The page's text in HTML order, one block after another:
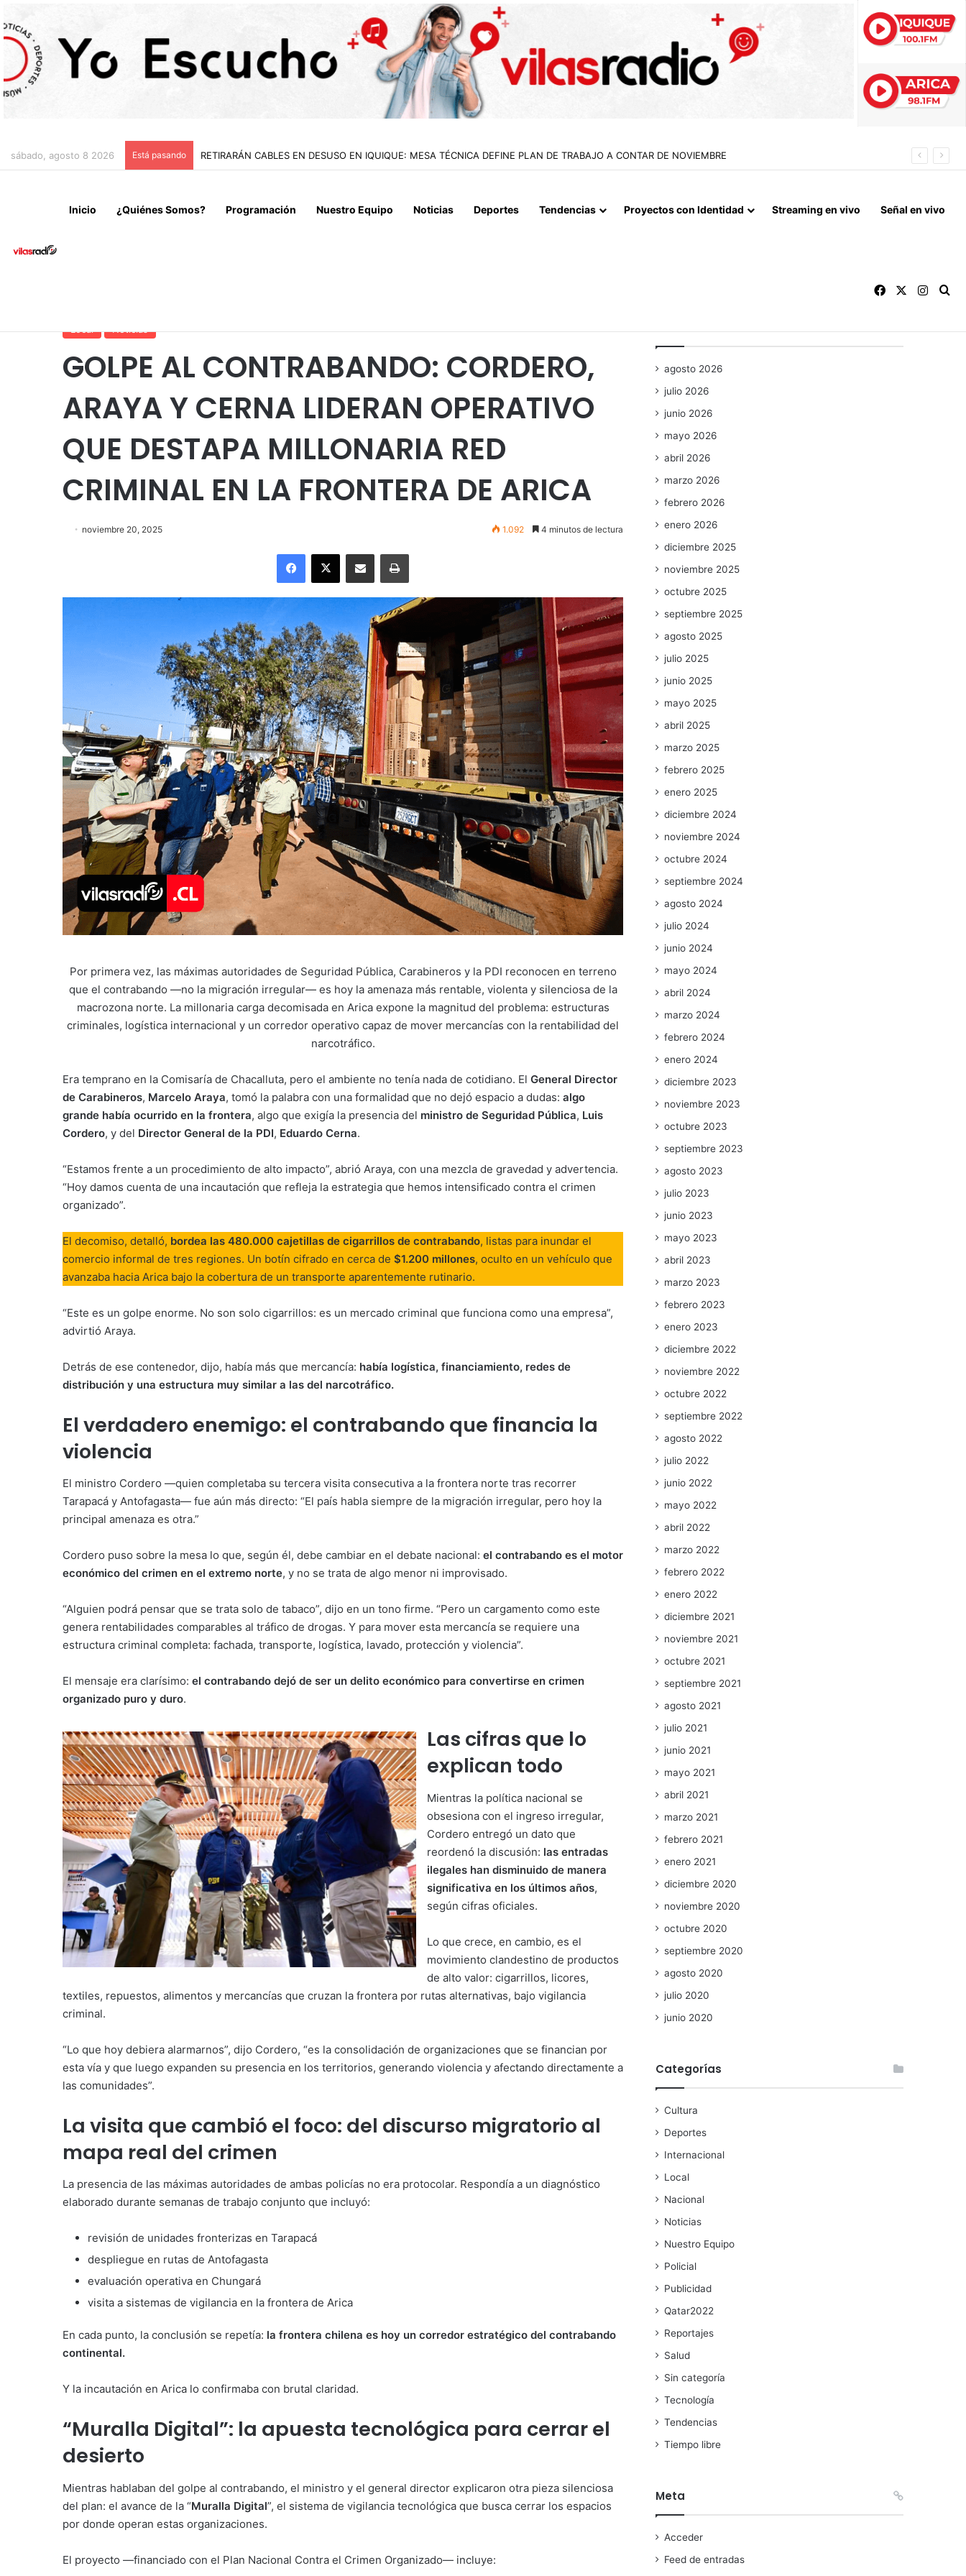
sábado, agosto 8 2026 Está pasando “NO VENIMOS A CELEBRAR LA MUERTE, SINO LA VIDA”: LA EMOTIVA ROMERÍA AL CEMENTERIO QUE MARCA EL CORAZÓN DE LA FIESTA DE SAN LORENZO
Inicio ¿Quiénes Somos? Programación Nuestro Equipo Noticias Deportes Tendencias Proyectos con Identidad Streaming en vivo Señal en vivo
Facebook
Local Noticias
GOLPE AL CONTRABANDO: CORDERO,
ARAYA Y CERNA LIDERAN OPERATIVO
QUE DESTAPA MILLONARIA RED
CRIMINAL EN LA FRONTERA DE ARICA
noviembre 20, 2025 1.092 4 minutos de lectura
Facebook
X Enviar vía email Imprimir
Por primera vez, las máximas autoridades de Seguridad Pública, Carabineros y la PDI reconocen en terreno
que el contrabando —no la migración irregular— es hoy la amenaza más rentable, violenta y silenciosa de la
macrozona norte. La millonaria carga decomisada en Arica expone la magnitud del problema: estructuras
criminales, logística internacional y un corredor operativo capaz de mover mercancías con la rentabilidad del
narcotráfico.
Era temprano en la Comisaría de Chacalluta, pero el ambiente no tenía nada de cotidiano. El General Director
de Carabineros, Marcelo Araya, tomó la palabra con una formalidad que no dejó espacio a dudas: algo
grande había ocurrido en la frontera, algo que exigía la presencia del ministro de Seguridad Pública, Luis
Cordero, y del Director General de la PDI, Eduardo Cerna.
“Estamos frente a un procedimiento de alto impacto”, abrió Araya, con una mezcla de gravedad y advertencia.
“Hoy damos cuenta de una incautación que refleja la estrategia que hemos intensificado contra el crimen
organizado”.
El decomiso, detalló, bordea las 480.000 cajetillas de cigarrillos de contrabando, listas para inundar el
comercio informal de tres regiones. Un botín cifrado en cerca de $1.200 millones, oculto en un vehículo que
avanzaba hacia Arica bajo la cobertura de un transporte aparentemente rutinario.
“Este es un golpe enorme. No son solo cigarrillos: es un mercado criminal que funciona como una empresa”,
advirtió Araya.
Detrás de ese contenedor, dijo, había más que mercancía: había logística, financiamiento, redes de
distribución y una estructura muy similar a las del narcotráfico.
El verdadero enemigo: el contrabando que financia la
violencia
El ministro Cordero —quien completaba su tercera visita consecutiva a la frontera norte tras recorrer
Tarapacá y Antofagasta— fue aún más directo: “El país habla siempre de la migración irregular, pero hoy la
principal amenaza es otra.”
Cordero puso sobre la mesa lo que, según él, debe cambiar en el debate nacional: el contrabando es el motor
económico del crimen en el extremo norte, y no se trata de algo menor ni improvisado.
“Alguien podrá pensar que se trata solo de tabaco”, dijo en un tono firme. “Pero un cargamento como este
genera rentabilidades comparables al tráfico de drogas. Y para mover esta mercancía se requiere una
estructura criminal completa: fachada, transporte, logística, lavado, protección y violencia”.
El mensaje era clarísimo: el contrabando dejó de ser un delito económico para convertirse en crimen
organizado puro y duro.
Las cifras que lo
explican todo
Mientras la política nacional se
obsesiona con el ingreso irregular,
Cordero entregó un dato que
reordenó la discusión: las entradas
ilegales han disminuido de manera
significativa en los últimos años,
según cifras oficiales.
Lo que crece, en cambio, es el
movimiento clandestino de productos
de alto valor: cigarrillos, licores,
textiles, repuestos, alimentos y mercancías que cruzan la frontera por rutas alternativas, bajo vigilancia
criminal.
“Lo que hoy debiera alarmarnos”, dijo Cordero, “es la consolidación de organizaciones que se financian por
esta vía y que luego expanden su presencia en los territorios, generando violencia y afectando directamente a
las comunidades”.
La visita que cambió el foco: del discurso migratorio al
mapa real del crimen
La presencia de las máximas autoridades de ambas policías no era protocolar. Respondía a un diagnóstico
elaborado durante semanas de trabajo conjunto que incluyó:
revisión de unidades fronterizas en Tarapacá
despliegue en rutas de Antofagasta
evaluación operativa en Chungará
visita a sistemas de vigilancia en la frontera de Arica
En cada punto, la conclusión se repetía: la frontera chilena es hoy un corredor estratégico del contrabando
continental.
Y la incautación en Arica lo confirmaba con brutal claridad.
“Muralla Digital”: la apuesta tecnológica para cerrar el
desierto
Mientras hablaban del golpe al contrabando, el ministro y el general director explicaron otra pieza silenciosa
del plan: el avance de la “Muralla Digital”, el sistema de vigilancia tecnológica que busca cerrar los espacios
por donde operan estas organizaciones.
El proyecto —financiado con el Plan Nacional Contra el Crimen Organizado— incluye:
agosto 2026
julio 2026
junio 2026
mayo 2026
abril 2026
marzo 2026
febrero 2026
enero 2026
diciembre 2025
noviembre 2025
octubre 2025
septiembre 2025
agosto 2025
julio 2025
junio 2025
mayo 2025
abril 2025
marzo 2025
febrero 2025
enero 2025
diciembre 2024
noviembre 2024
octubre 2024
septiembre 2024
agosto 2024
julio 2024
junio 2024
mayo 2024
abril 2024
marzo 2024
febrero 2024
enero 2024
diciembre 2023
noviembre 2023
octubre 2023
septiembre 2023
agosto 2023
julio 2023
junio 2023
mayo 2023
abril 2023
marzo 2023
febrero 2023
enero 2023
diciembre 2022
noviembre 2022
octubre 2022
septiembre 2022
agosto 2022
julio 2022
junio 2022
mayo 2022
abril 2022
marzo 2022
febrero 2022
enero 2022
diciembre 2021
noviembre 2021
octubre 2021
septiembre 2021
agosto 2021
julio 2021
junio 2021
mayo 2021
abril 2021
marzo 2021
febrero 2021
enero 2021
diciembre 2020
noviembre 2020
octubre 2020
septiembre 2020
agosto 2020
julio 2020
junio 2020
Categorías
Cultura
Deportes
Internacional
Local
Nacional
Noticias
Nuestro Equipo
Policial
Publicidad
Qatar2022
Reportajes
Salud
Sin categoría
Tecnología
Tendencias
Tiempo libre
Meta
Acceder
Feed de entradas